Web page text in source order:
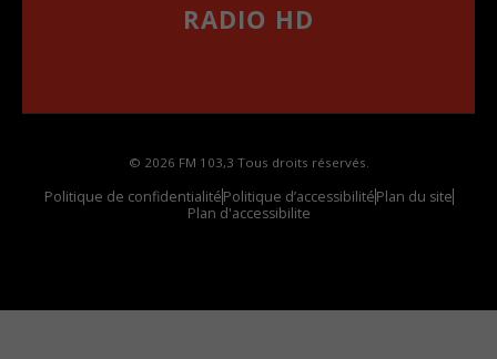
RADIO HD
© 2026 FM 103,3 Tous droits réservés.
Politique de confidentialitéPolitique d’accessibilitéPlan du site
Plan d'accessibilite